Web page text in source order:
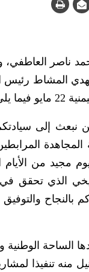
ناصر العاطفي،
المشاط رئيس
نبعث إلى
المجاهدة
بالنجاح
الوطنية
منه تنفيذا